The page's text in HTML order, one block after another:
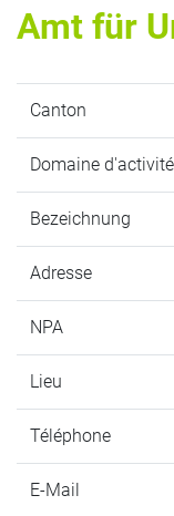
Amt für
Canton
Domaine d'activité
Bezeichnung
Adresse
NPA
Lieu
Téléphone
E-Mail